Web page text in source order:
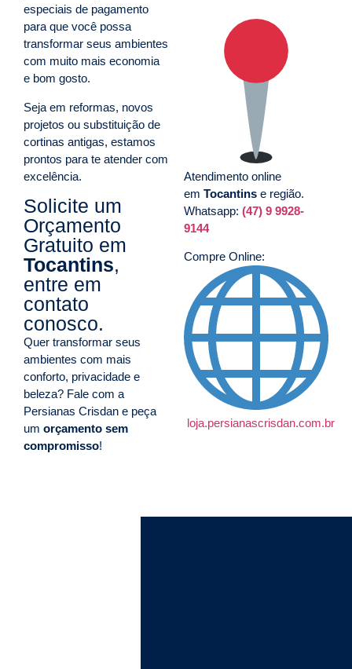
especiais de pagamento
para que você possa
transformar seus ambientes
com muito mais economia
e bom gosto.
Seja em reformas, novos
projetos ou substituição de
cortinas antigas, estamos
prontos para te atender com
excelência.
Solicite um
Orçamento
Gratuito em
Tocantins,
entre em
contato
conosco.
Quer transformar seus
ambientes com mais
conforto, privacidade e
beleza? Fale com a
Persianas Crisdan e peça
um orçamento sem
compromisso!
Atendimento online
em Tocantins e região.
Whatsapp: (47) 9 9928-
9144
Compre Online:
loja.persianascrisdan.com.br